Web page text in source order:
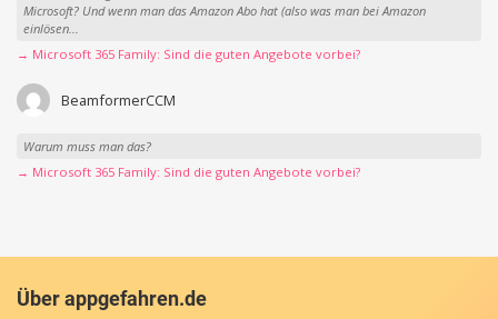
Microsoft? Und wenn man das Amazon Abo hat (also was man bei Amazon
einlösen...
→ Microsoft 365 Family: Sind die guten Angebote vorbei?
BeamformerCCM
Warum muss man das?
→ Microsoft 365 Family: Sind die guten Angebote vorbei?
Über appgefahren.de